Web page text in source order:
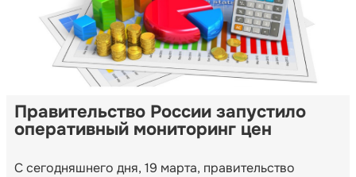
Правительство России запустило
оперативный мониторинг цен
С сегодняшнего дня, 19 марта, правительство